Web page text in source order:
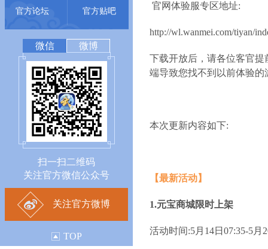
官方论坛 官方贴吧
微信 微博
扫一扫二维码
关注官方微信公众号
关注官方微博
TOP
官网体验服专区地址:
http://wl.wanmei.com/tiyan/
下载开放后，请各位客官
端导致您找不到以前体验的
本次更新内容如下:
【最新活动】
1.元宝商城限时上架
活动时间:5月14日07:35-5月